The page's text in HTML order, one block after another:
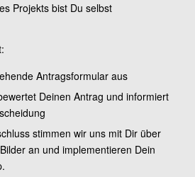
Projekts bist Du selbst
Antragsformular aus
Deinen Antrag und informiert
stimmen wir uns mit Dir über
an und implementieren Dein